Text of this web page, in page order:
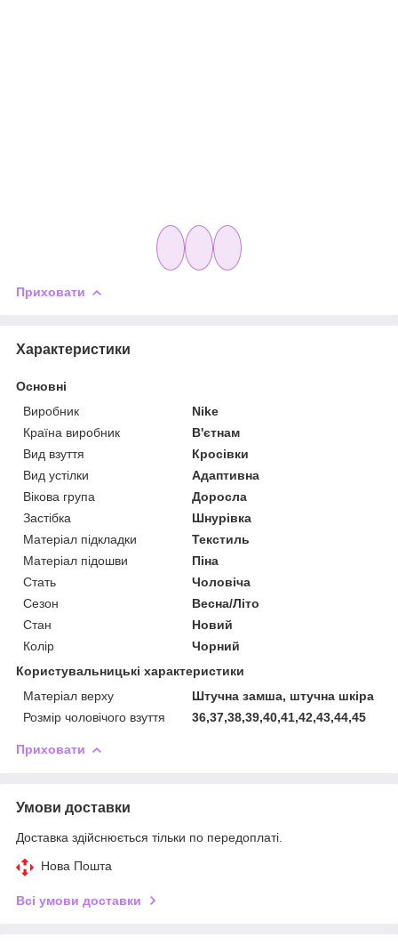
Приховати
Характеристики
Основні
Виробник
Nike
Країна виробник
В'єтнам
Вид взуття
Кросівки
Вид устілки
Адаптивна
Вікова група
Доросла
Застібка
Шнурівка
Матеріал підкладки
Текстиль
Матеріал підошви
Піна
Стать
Чоловіча
Сезон
Весна/Літо
Стан
Новий
Колір
Чорний
Користувальницькі характеристики
Матеріал верху
Штучна замша, штучна шкіра
Розмір чоловічого взуття
36,37,38,39,40,41,42,43,44,45
Приховати
Умови доставки
Доставка здійснюється тільки по передоплаті.
Нова Пошта
Всі умови доставки